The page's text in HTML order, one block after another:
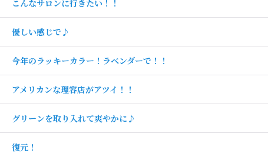
こんなサロンに行きたい！！
優しい感じで♪
今年のラッキーカラー！ラベンダーで！！
アメリカンな理容店がアツイ！！
グリーンを取り入れて爽やかに♪
復元！